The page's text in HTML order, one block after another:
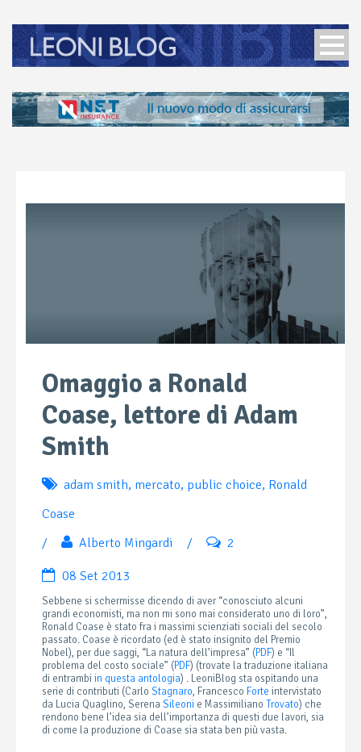
Omaggio a Ronald
Coase, lettore di Adam
Smith
adam smith, mercato, public choice, Ronald
Coase
/
Alberto Mingardi / 2
08 Set 2013
Sebbene si schermisse dicendo di aver “conosciuto alcuni
grandi economisti, ma non mi sono mai considerato uno di loro”,
Ronald Coase è stato fra i massimi scienziati sociali del secolo
passato. Coase è ricordato (ed è stato insignito del Premio
Nobel), per due saggi, “La natura dell’impresa” (PDF) e “Il
problema del costo sociale” (PDF) (trovate la traduzione italiana
di entrambiin questa antologia) . LeoniBlog sta ospitando una
serie di contributi (CarloStagnaro, Francesco Forte intervistato
da Lucia Quaglino, SerenaSileoni e MassimilianoTrovato) che
rendono bene l’idea sia dell’importanza di questi due lavori, sia
di come la produzione di Coase sia stata ben più vasta.